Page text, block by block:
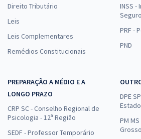
Direito Tributário
Leis
Leis Complementares
Remédios Constitucionais
INSS -
PRF -
PND
PREPARAÇÃO A MÉDIO E A
LONGO PRAZO
CRP SC - Conselho Regional de
Psicologia - 12ª Região
SEDF - Professor Temporário
DPE
PM